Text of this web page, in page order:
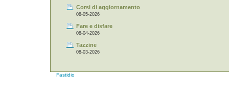
Corsi di aggiornamento
08-05-2026
Fare e disfare
08-04-2026
Tazzine
08-03-2026
Fastidio